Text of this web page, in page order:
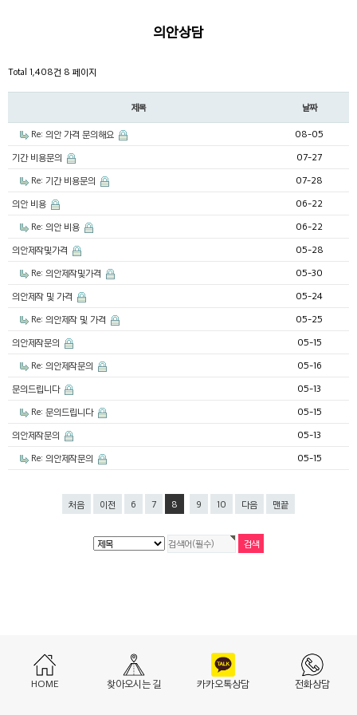
의안상담
Total 1,408건 8 페이지
제목 날짜
Re: 의안 가격 문의해요 08-05
기간 비용문의 07-27
Re: 기간 비용문의 07-28
의안 비용 06-22
Re: 의안 비용 06-22
의안제작및가격 05-28
Re: 의안제작및가격 05-30
의안제작 및 가격 05-24
Re: 의안제작 및 가격 05-25
의안제작문의 05-15
Re: 의안제작문의 05-16
문의드립니다 05-13
Re: 문의드립니다 05-15
의안제작문의 05-13
Re: 의안제작문의 05-15
처음 이전 6 7 8 9 10 다음 맨끝
HOME 찾아오시는 길 카카오톡상담 전화상담